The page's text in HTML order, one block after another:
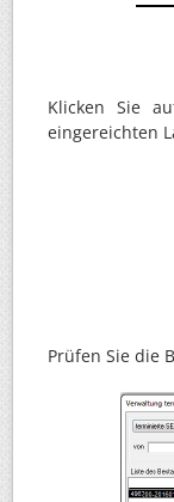
Klicken Sie
eingereichten
Prüfen Sie die